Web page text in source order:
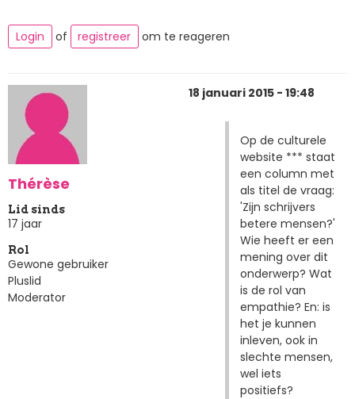
Login of registreer om te reageren
Thérèse
Lid sinds
17 jaar
Rol
Gewone gebruiker
Pluslid
Moderator
18 januari 2015 - 19:48
Op de culturele
website *** staat
een column met
als titel de vraag:
'Zijn schrijvers
betere mensen?'
Wie heeft er een
mening over dit
onderwerp? Wat
is de rol van
empathie? En: is
het je kunnen
inleven, ook in
slechte mensen,
wel iets
positiefs?